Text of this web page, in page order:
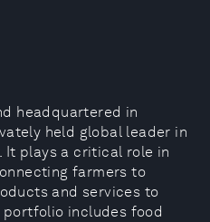
headquartered in
held global leader in
It plays a critical role in
farmers to
and services to
portfolio includes food